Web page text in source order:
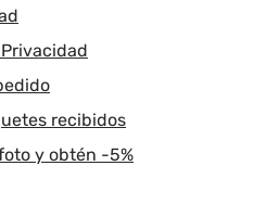
recibidos
y obtén -5%